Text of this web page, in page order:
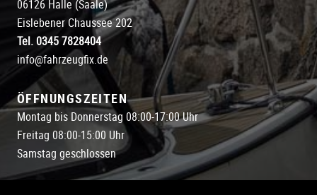
06126 Halle (Saale)
Eislebener Chaussee 202
Tel. 0345 7828404
info@fahrzeugfix.de
ÖFFNUNGSZEITEN
Montag bis Donnerstag 08:00-17:00 Uhr
Freitag 08:00-15:00 Uhr
Samstag geschlossen